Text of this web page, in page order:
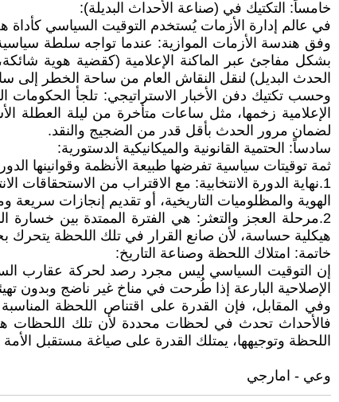
خامساً: التكتيك في (صناعة الأحداث البديلة):
في عالم إدارة الأزمات يُستخدم التوقيت السياسي كأداة
وفق هندسة الأزمات الموازية: عندما تواجه سلطة
بشكل مفاجئ عبر الماكنة الإعلامية (كقضية هوية
الحدث البديل) لنقل النقاش العام من ساحة الخطر إلى
وحسب تكتيك دفن الأخبار الاستراتيجي: تلجأ الحكومات
الإعلامية زخمها، مثل ساعات متأخرة من ليلة العطلة
لضمان مرور الحدث بأقل قدر من الضجيج والنقد.
سادساً: الحتمية القانونية والميكانيكية الدستورية:
ثمة توقيتات سياسية تفرضها طبيعة الأنظمة وقوانينها
1.نهاية الدورة الانتخابية: مع الاقتراب من
الهوية والمظلوميات التاريخية، أو تقديم إنجازات
2.مرحلة العجز والتعثر: هي الفترة الممتدة بين
هيكلية حساسة، لأن صانع القرار في تلك اللحظة
خاتمة: امتلاك اللحظة وصناعة التاريخ:
إن التوقيت السياسي ليس مجرد رصد لحركة عقارب
الإصلاحية البارعة إذا طُرحت في مناخ غير ناضج وبدون
وفي المقابل، فإن القدرة على اقتناص اللحظة
فالأحداث تحدث في لحظات محددة لأن تلك اللحظات هي
اللحظة وتوجيهها، يمتلك القدرة على صياغة مستقبل الأمة
وعي - امارجي